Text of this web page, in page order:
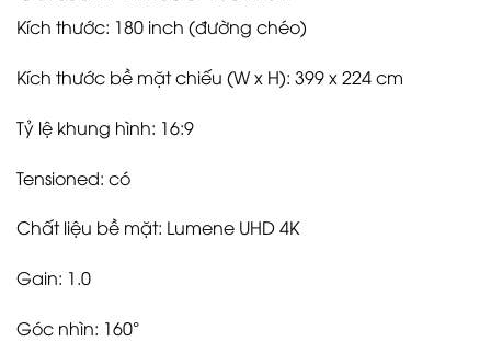
Kích thước: 180 inch (đường chéo)
Kích thước bề mặt chiếu (W x H): 399 x 224cm
Tỷ lệ khung hình: 16:9
Tensioned: có
Chất liệu bề mặt: Lumene UHD 4K
Gain: 1.0
Góc nhìn: 160°